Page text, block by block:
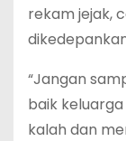
rekam jejak,
“Jangan
baik
kalah dan